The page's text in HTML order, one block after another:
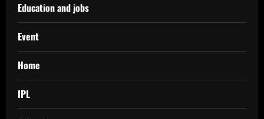
Education and jobs
Event
Home
IPL